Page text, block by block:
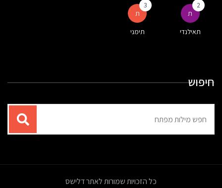
ת
2
תאילנדי
ת
3
תימני
חיפוש
עבור
כל הזכויות שמורות לאתר דלישס